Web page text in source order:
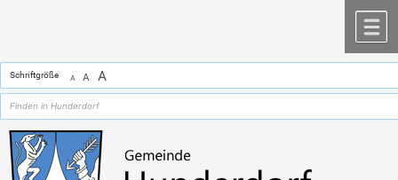
Schriftgröße A A A